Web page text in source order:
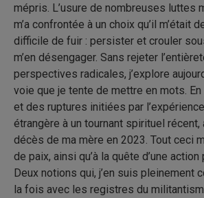
mépris. L’usure de nombreuses luttes
m’a confrontée à un choix qu’il m’était
difficile de fuir : persister et crouler
m’en désengager. Sans rejeter
perspectives radicales, j’explore
voie que je tente de mettre en mots.
et des ruptures initiées par
étrangère à un tournant spirituel récent,
décès de ma mère en 2023. Tout ceci
de paix, ainsi qu’à la quête d’une action
Deux notions qui, j’en suis pleinement
la fois avec les registres du